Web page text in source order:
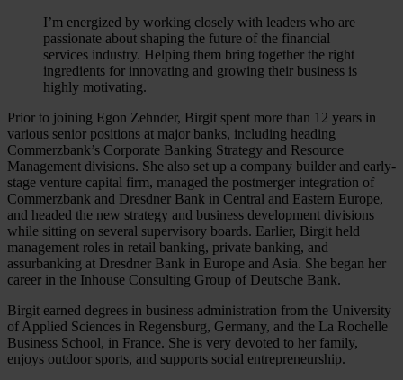
I’m energized by working closely with leaders who are
passionate about shaping the future of the financial
services industry. Helping them bring together the right
ingredients for innovating and growing their business is
highly motivating.
Prior to joining Egon Zehnder, Birgit spent more than 12 years in
various senior positions at major banks, including heading
Commerzbank’s Corporate Banking Strategy and Resource
Management divisions. She also set up a company builder and early-
stage venture capital firm, managed the postmerger integration of
Commerzbank and Dresdner Bank in Central and Eastern Europe,
and headed the new strategy and business development divisions
while sitting on several supervisory boards. Earlier, Birgit held
management roles in retail banking, private banking, and
assurbanking at Dresdner Bank in Europe and Asia. She began her
career in the Inhouse Consulting Group of Deutsche Bank.
Birgit earned degrees in business administration from the University
of Applied Sciences in Regensburg, Germany, and the La Rochelle
Business School, in France. She is very devoted to her family,
enjoys outdoor sports, and supports social entrepreneurship.